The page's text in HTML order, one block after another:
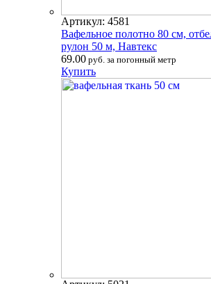
Артикул: 4581
Вафельное полотно 80 см,
рулон 50 м, Навтекс
69.00 руб. за погонный метр
Купить